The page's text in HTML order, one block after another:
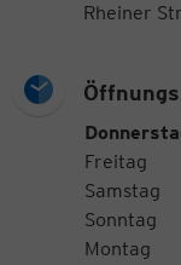
Rheiner
Freitag
Samstag
Sonntag
Montag